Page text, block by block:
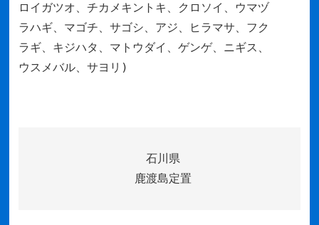
ロイガツオ、チカメキントキ、クロソイ、ウマヅ
ラハギ、マゴチ、サゴシ、アジ、ヒラマサ、フク
ラギ、キジハタ、マトウダイ、ゲンゲ、ニギス、
ウスメバル、サヨリ)
石川県
鹿渡島定置